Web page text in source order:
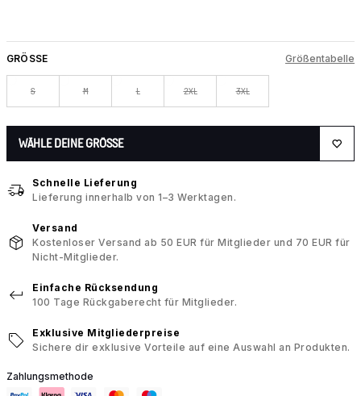
GRÖSSE Größentabelle
S M L 2XL 3XL
WÄHLE DEINE GRÖSSE
Schnelle Lieferung
Lieferung innerhalb von 1–3 Werktagen.
Versand
Kostenloser Versand ab 50 EUR für Mitglieder und 70 EUR für
Nicht-Mitglieder.
Einfache Rücksendung
100 Tage Rückgaberecht für Mitglieder.
Exklusive Mitgliederpreise
Sichere dir exklusive Vorteile auf eine Auswahl an Produkten.
Zahlungsmethode